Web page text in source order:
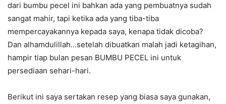
dari bumbu pecel ini bahkan ada yang pembuatnya sudah
sangat mahir, tapi ketika ada yang tiba-tiba
mempercayakannya kepada saya, kenapa tidak dicoba?
Dan alhamdulillah…setelah dibuatkan malah jadi ketagihan,
hampir tiap bulan pesan BUMBU PECEL ini untuk
persediaan sehari-hari.
Berikut ini saya sertakan resep yang biasa saya gunakan,